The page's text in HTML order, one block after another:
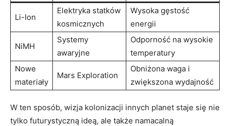
Li-Ion
Elektryka statków
kosmicznych
Wysoka gęstość
energii
NiMH
Systemy
awaryjne
Odporność na wysokie
temperatury
Nowe
materiały
Mars Exploration
Obniżona waga i
zwiększona wydajność
W ten sposób, wizja kolonizacji innych planet staje się nie
tylko futurystyczną ideą, ale także namacalną